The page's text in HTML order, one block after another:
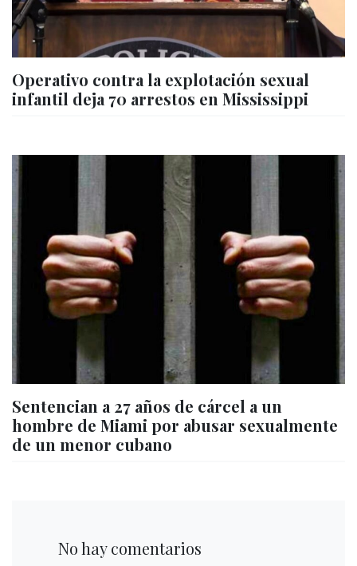
Operativo contra la explotación sexual
infantil deja 70 arrestos en Mississippi
Sentencian a 27 años de cárcel a un
hombre de Miami por abusar sexualmente
de un menor cubano
No hay comentarios